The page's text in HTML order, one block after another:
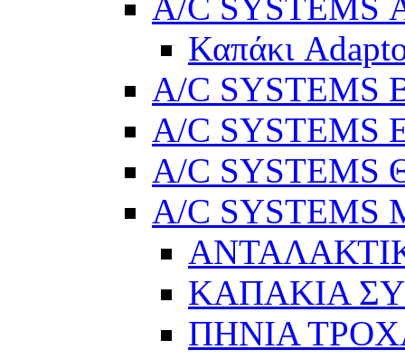
A/C SYSTEMS
Καπάκι
A/C SYSTEMS
A/C SYSTEMS
A/C SYSTEMS
A/C SYSTEMS
ΚΑΠΑΚΙΑ
ΠΗΝΙΑ